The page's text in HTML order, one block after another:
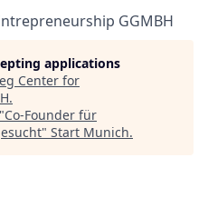
GGMBH
applications
Center for
.
Co-Founder für
" Start Munich.